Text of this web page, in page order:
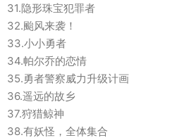
31.隐形珠宝犯罪者
32.颱风来袭！
33.小小勇者
34.帕尔乔的恋情
35.勇者警察威力升级计画
36.遥远的故乡
37.狩猎鲸神
38.有妖怪，全体集合